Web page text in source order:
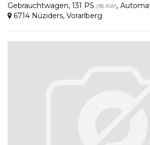
Gebrauchtwagen, 131 PS (96 KW),
6714 Nüziders, Vorarlberg